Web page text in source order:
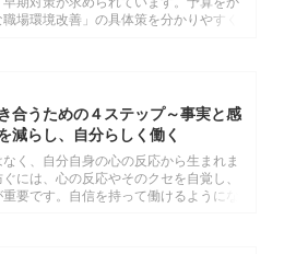
場環境改善」の具体策を分かりやすく
合うための４ステップ～事実と感
減らし、自分らしく働く
く、自分自身の心の反応から生まれま
には、心の反応やそのクセを自覚し、
要です。自信を持って働けるようにな